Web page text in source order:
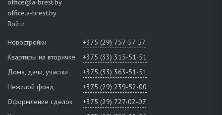
office@a-brest.by
office.a-brest.by
Войти
Новостройки
+375 (29) 757-57-57
Квартиры на вторичке
+375 (33) 315-51-51
Дома, дачи, участки
+375 (33) 363-51-51
Нежилой фонд
+375 (29) 239-52-00
Оформление сделок
+375 (29) 727-02-07